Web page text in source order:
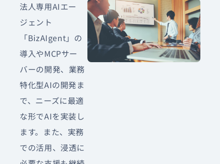
法人専用AIエー
ジェント
「BizAIgent」の
導入やMCPサー
バーの開発、業務
特化型AIの開発ま
で、ニーズに最適
な形でAIを実装し
ます。また、実務
での活用、浸透に